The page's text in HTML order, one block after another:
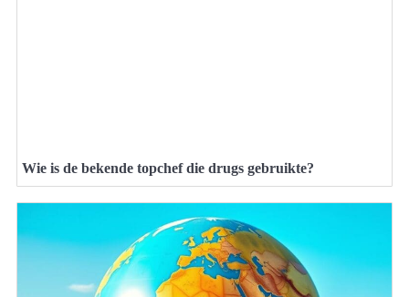
Wie is de bekende topchef die drugs gebruikte?